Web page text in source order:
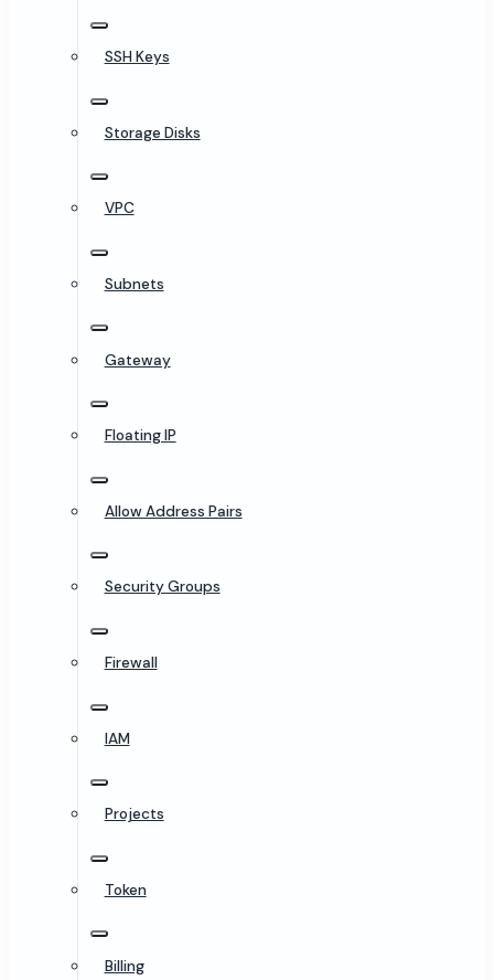
SSH Keys
Storage Disks
VPC
Subnets
Gateway
Floating IP
Allow Address Pairs
Security Groups
Firewall
IAM
Projects
Token
Billing